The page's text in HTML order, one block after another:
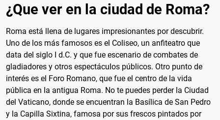
¿Que ver en la ciudad de Roma?
Roma está llena de lugares impresionantes por descubrir.
Uno de los más famosos es el Coliseo, un anfiteatro que
data del siglo I d.C. y que fue escenario de combates de
gladiadores y otros espectáculos públicos. Otro punto de
interés es el Foro Romano, que fue el centro de la vida
pública en la antigua Roma. No te puedes perder la Ciudad
del Vaticano, donde se encuentran la Basílica de San Pedro
y la Capilla Sixtina, famosa por sus frescos pintados por